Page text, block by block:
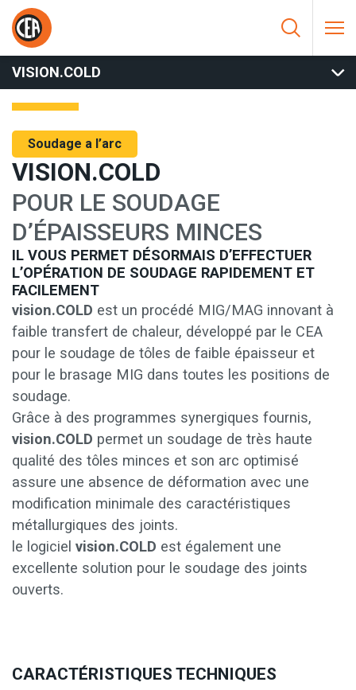
Aller au contenu
HOME/
SPÉCIAUX MIG
VISION.COLD
Soudage a l’arc
VISION.COLD
POUR LE SOUDAGE
D’ÉPAISSEURS MINCES
IL VOUS PERMET DÉSORMAIS D’EFFECTUER
L’OPÉRATION DE SOUDAGE RAPIDEMENT ET
FACILEMENT
vision.COLD est un procédé MIG/MAG innovant à
faible transfert de chaleur, développé par le CEA
pour le soudage de tôles de faible épaisseur et
pour le brasage MIG dans toutes les positions de
soudage.
Grâce à des programmes synergiques fournis,
vision.COLD permet un soudage de très haute
qualité des tôles minces et son arc optimisé
assure une absence de déformation avec une
modification minimale des caractéristiques
métallurgiques des joints.
le logiciel vision.COLD est également une
excellente solution pour le soudage des joints
ouverts.
CARACTÉRISTIQUES TECHNIQUES